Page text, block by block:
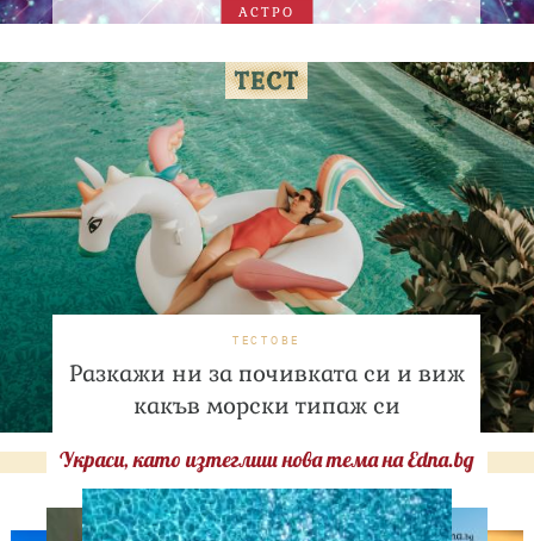
АСТРО
ТЕСТОВЕ
Разкажи ни за почивката си и виж
какъв морски типаж си
Украси, като изтеглиш нова тема на Edna.bg